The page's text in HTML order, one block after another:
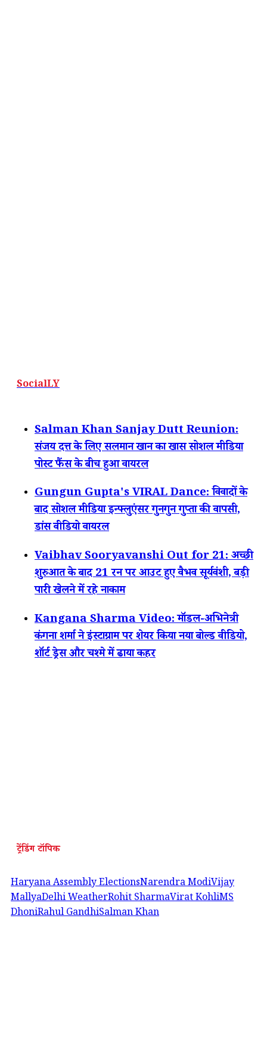
SocialLY
Salman Khan Sanjay Dutt Reunion:
संजय दत्त के लिए सलमान खान का खास सोशल मीडिया
पोस्ट फैंस के बीच हुआ वायरल
Gungun Gupta's VIRAL Dance: विवादों के
बाद सोशल मीडिया इन्फ्लुएंसर गुनगुन गुप्ता की वापसी,
डांस वीडियो वायरल
Vaibhav Sooryavanshi Out for 21: अच्छी
शुरुआत के बाद 21 रन पर आउट हुए वैभव सूर्यवंशी, बड़ी
पारी खेलने में रहे नाकाम
Kangana Sharma Video: मॉडल-अभिनेत्री
कंगना शर्मा ने इंस्टाग्राम पर शेयर किया नया बोल्ड वीडियो,
शॉर्ट ड्रेस और चश्मे में ढाया कहर
ट्रेंडिंग टॉपिक
Haryana Assembly ElectionsNarendra ModiVijay
MallyaDelhi WeatherRohit SharmaVirat KohliMS
DhoniRahul GandhiSalman Khan